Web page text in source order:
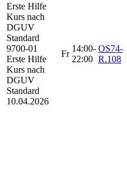
Erste Hilfe
Kurs nach
DGUV
Standard
9700-01
Erste Hilfe
Kurs nach
DGUV
Standard
10.04.2026
Fr
14:00-
22:00
OS74-
R.108